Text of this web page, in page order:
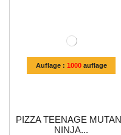
Auflage : 1000auflage
PIZZA TEENAGE
NINJA...